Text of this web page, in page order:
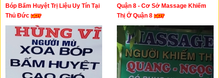
Bóp Bấm Huyệt Trị Liệu Uy Tín Tại
Thủ Đức
Quận 8 - Cơ Sở Massage Khiếm
Thị Ở Quận 8